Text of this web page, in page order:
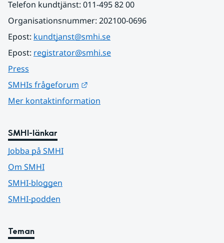
Telefon kundtjänst: 011-495 82 00
Organisationsnummer: 202100-0696
Epost: kundtjanst@smhi.se
Epost: registrator@smhi.se
Press
SMHIs frågeforum
Mer kontaktinformation
SMHI-länkar
Jobba på SMHI
Om SMHI
SMHI-bloggen
SMHI-podden
Teman